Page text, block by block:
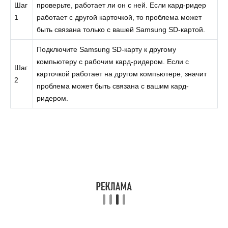
Шаг
1
проверьте, работает ли он с ней. Если кард-ридер
работает с другой карточкой, то проблема может
быть связана только с вашей Samsung SD-картой.
Шаг
2
Подключите Samsung SD-карту к другому
компьютеру с рабочим кард-ридером. Если с
карточкой работает на другом компьютере, значит
проблема может быть связана с вашим кард-
ридером.